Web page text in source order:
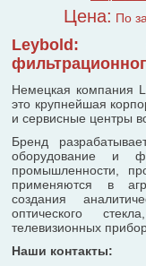
Цена: По
Leybold:
Немецкая компания
это крупнейшая
и сервисные центры
Бренд
оборудование и
промышленности,
применяются в
создания
оптического
телевизионных
Наши контакты: